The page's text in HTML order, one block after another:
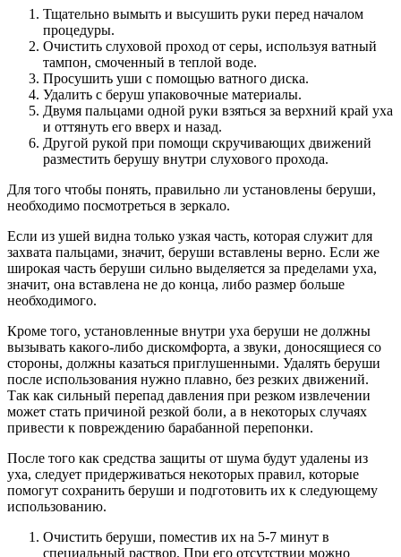
Тщательно вымыть и высушить руки перед началом
процедуры.
Очистить слуховой проход от серы, используя ватный
тампон, смоченный в теплой воде.
Просушить уши с помощью ватного диска.
Удалить с беруш упаковочные материалы.
Двумя пальцами одной руки взяться за верхний край уха
и оттянуть его вверх и назад.
Другой рукой при помощи скручивающих движений
разместить берушу внутри слухового прохода.
Для того чтобы понять, правильно ли установлены беруши,
необходимо посмотреться в зеркало.
Если из ушей видна только узкая часть, которая служит для
захвата пальцами, значит, беруши вставлены верно. Если же
широкая часть беруши сильно выделяется за пределами уха,
значит, она вставлена не до конца, либо размер больше
необходимого.
Кроме того, установленные внутри уха беруши не должны
вызывать какого-либо дискомфорта, а звуки, доносящиеся со
стороны, должны казаться приглушенными. Удалять беруши
после использования нужно плавно, без резких движений.
Так как сильный перепад давления при резком извлечении
может стать причиной резкой боли, а в некоторых случаях
привести к повреждению барабанной перепонки.
После того как средства защиты от шума будут удалены из
уха, следует придерживаться некоторых правил, которые
помогут сохранить беруши и подготовить их к следующему
использованию.
Очистить беруши, поместив их на 5-7 минут в
специальный раствор. При его отсутствии можно